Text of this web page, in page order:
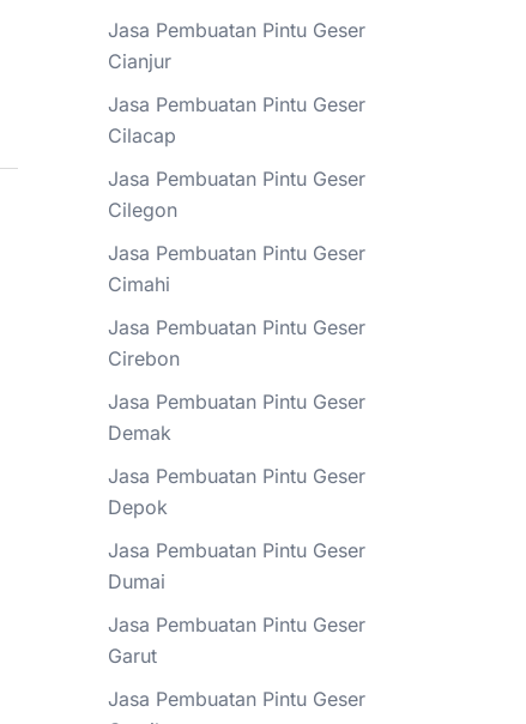
Jasa Pembuatan Pintu Geser
Cianjur
Jasa Pembuatan Pintu Geser
Cilacap
Jasa Pembuatan Pintu Geser
Cilegon
Jasa Pembuatan Pintu Geser
Cimahi
Jasa Pembuatan Pintu Geser
Cirebon
Jasa Pembuatan Pintu Geser
Demak
Jasa Pembuatan Pintu Geser
Depok
Jasa Pembuatan Pintu Geser
Dumai
Jasa Pembuatan Pintu Geser
Garut
Jasa Pembuatan Pintu Geser